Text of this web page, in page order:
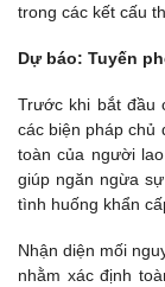
trong các kết cấu
Dự báo: Tuyến
Trước khi bắt đầu
các biện pháp chủ
toàn của người
giúp ngăn ngừa
tình huống khẩn
Nhận diện mối
nhằm xác định